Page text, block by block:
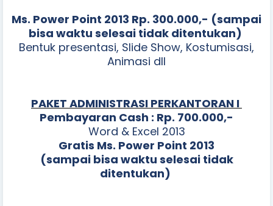
Ms. Power Point 2013 Rp. 300.000,- (sampai
bisa waktu selesai tidak ditentukan)
Bentuk presentasi, Slide Show, Kostumisasi,
Animasi dll
PAKET ADMINISTRASI PERKANTORAN I
Pembayaran Cash : Rp. 700.000,-
Word & Excel 2013
Gratis Ms. Power Point 2013
(sampai bisa waktu selesai tidak
ditentukan)